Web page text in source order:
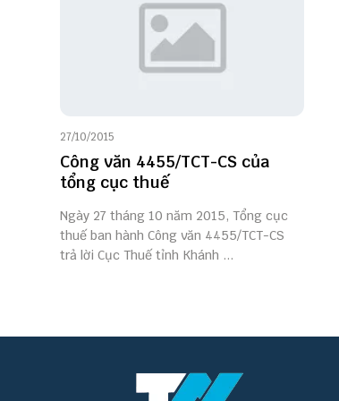
27/10/2015
Công văn 4455/TCT-CS của
tổng cục thuế
Ngày 27 tháng 10 năm 2015, Tổng cục
thuế ban hành Công văn 4455/TCT-CS
trả lời Cục Thuế tỉnh Khánh ...